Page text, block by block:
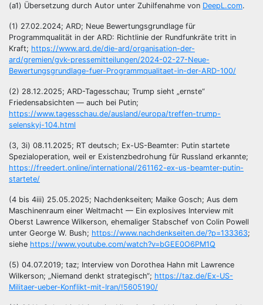
(a1) Übersetzung durch Autor unter Zuhilfenahme von DeepL.com.
(1) 27.02.2024; ARD; Neue Bewertungsgrundlage für
Programmqualität in der ARD: Richtlinie der Rundfunkräte tritt in
Kraft; https://www.ard.de/die-ard/organisation-der-
ard/gremien/gvk-pressemitteilungen/2024-02-27-Neue-
Bewertungsgrundlage-fuer-Programmqualitaet-in-der-ARD-100/
(2) 28.12.2025; ARD-Tagesschau; Trump sieht „ernste“
Friedensabsichten — auch bei Putin;
https://www.tagesschau.de/ausland/europa/treffen-trump-
selenskyj-104.html
(3, 3i) 08.11.2025; RT deutsch; Ex-US-Beamter: Putin startete
Spezialoperation, weil er Existenzbedrohung für Russland erkannte;
https://freedert.online/international/261162-ex-us-beamter-putin-
startete/
(4 bis 4iii) 25.05.2025; Nachdenkseiten; Maike Gosch; Aus dem
Maschinenraum einer Weltmacht — Ein explosives Interview mit
Oberst Lawrence Wilkerson, ehemaliger Stabschef von Colin Powell
unter George W. Bush; https://www.nachdenkseiten.de/?p=133363;
siehe https://www.youtube.com/watch?v=bGEE0O6PM1Q
(5) 04.07.2019; taz; Interview von Dorothea Hahn mit Lawrence
Wilkerson; „Niemand denkt strategisch“; https://taz.de/Ex-US-
Militaer-ueber-Konflikt-mit-Iran/!5605190/